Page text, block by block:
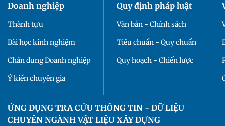
Doanh nghiệp
Thành tựu
Bài học kinh nghiệm
Chân dung Doanh nghiệp
Ý kiến chuyên gia
Quy định pháp luật
Văn bản - Chính sách
Tiêu chuẩn - Quy chuẩn
Quy hoạch - Chiến lược
ỨNG DỤNG TRA CỨU THÔNG TIN - DỮ LIỆU
CHUYÊN NGÀNH VẬT LIỆU XÂY DỰNG